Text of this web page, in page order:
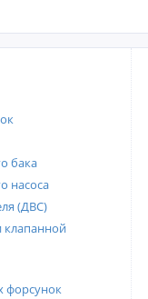
бака
насоса
(ДВС)
клапанной
форсунок